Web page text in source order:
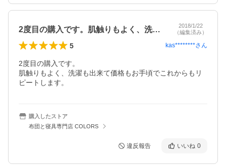
2度目の購入です。肌触りもよく、洗濯も…
2018/1/22
（編集済み）
5 kas********さん
2度目の購入です。
肌触りもよく、洗濯も出来て価格もお手頃でこれからもリ
ピートします。
購入したストア
布団と寝具専門店 COLORS
違反報告 いいね 0